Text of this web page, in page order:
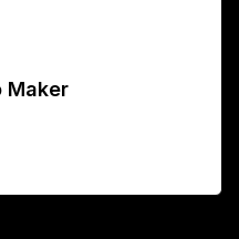
Maker